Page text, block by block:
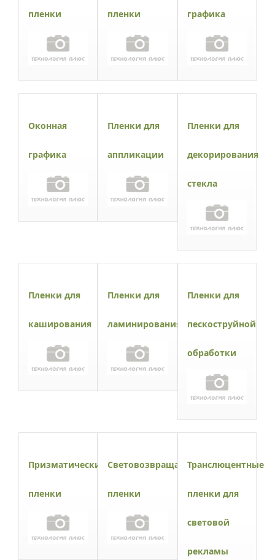
пленки пленки графика
Оконная
графика
Пленки для
аппликации
Пленки для
декорирования
стекла
Пленки для
каширования
Пленки для
ламинирования
Пленки для
пескоструйной
обработки
Призматические
пленки
Световозвращающие
пленки
Транслюцентные
пленки для
световой
рекламы